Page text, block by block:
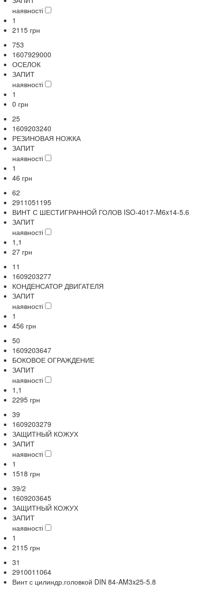
наявності
1
2115 грн
753
1607929000
ОСЕЛОК
ЗАПИТ
наявності
1
0 грн
25
1609203240
РЕЗИНОВАЯ НОЖКА
ЗАПИТ
наявності
1
46 грн
62
2911051195
ВИНТ С ШЕСТИГРАННОЙ ГОЛОВ ISO-4017-M6x14-5.6
ЗАПИТ
наявності
1,1
27 грн
11
1609203277
КОНДЕНСАТОР ДВИГАТЕЛЯ
ЗАПИТ
наявності
1
456 грн
50
1609203647
БОКОВОЕ ОГРАЖДЕНИЕ
ЗАПИТ
наявності
1,1
2295 грн
39
1609203279
ЗАЩИТНЫЙ КОЖУХ
ЗАПИТ
наявності
1
1518 грн
39/2
1609203645
ЗАЩИТНЫЙ КОЖУХ
ЗАПИТ
наявності
1
2115 грн
31
2910011064
Винт с цилиндр.головкой DIN 84-AM3x25-5.8